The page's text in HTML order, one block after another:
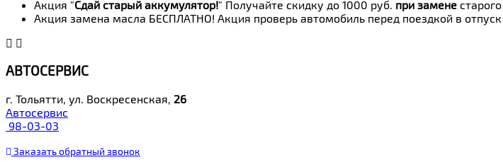
Акция "Сдай старый аккумулятор!" Получайте скидку до 1000 руб. при замене
Акция замена масла БЕСПЛАТНО! Акция проверь автомобиль перед поездкой в
АВТОСЕРВИС
г. Тольятти, ул. Воскресенская, 26
Автосервис
98-03-03
Заказатьобратныйзвонок